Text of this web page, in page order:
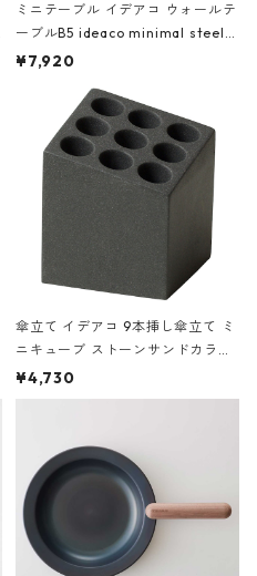
ミニテーブル イデアコ ウォールテ
ーブルB5 ideaco minimal steel f
urniture WALL Table B5 ネイビー
¥7,920
傘立て イデアコ 9本挿し傘立て ミ
ニキューブ ストーンサンドカラー
石調 ideaco Umbrella Stand CUB
E ストーンサンドブラック
¥4,730